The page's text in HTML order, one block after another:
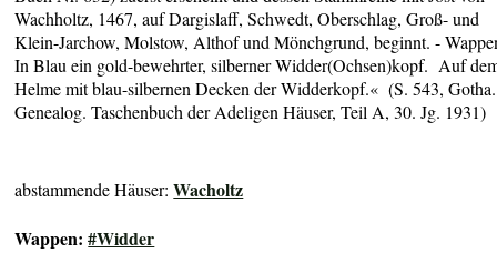
Wachholtz, 1467, auf Dargislaff, Schwedt, Oberschlag, Groß- und
Klein-Jarchow, Molstow, Althof und Mönchgrund, beginnt. -
In Blau ein gold-bewehrter, silberner Widder(Ochsen)kopf. Auf
Helme mit blau-silbernen Decken der Widderkopf.« (S. 543, Gotha.
Genealog. Taschenbuch der Adeligen Häuser, Teil A, 30. Jg. 1931)
abstammende Häuser:Wacholtz
Wappen:#Widder